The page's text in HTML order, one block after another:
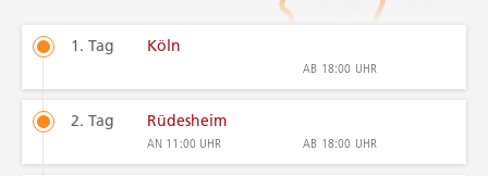
1. Tag Köln
AB 18:00 UHR
2. Tag Rüdesheim
AN 11:00 UHR AB 18:00 UHR